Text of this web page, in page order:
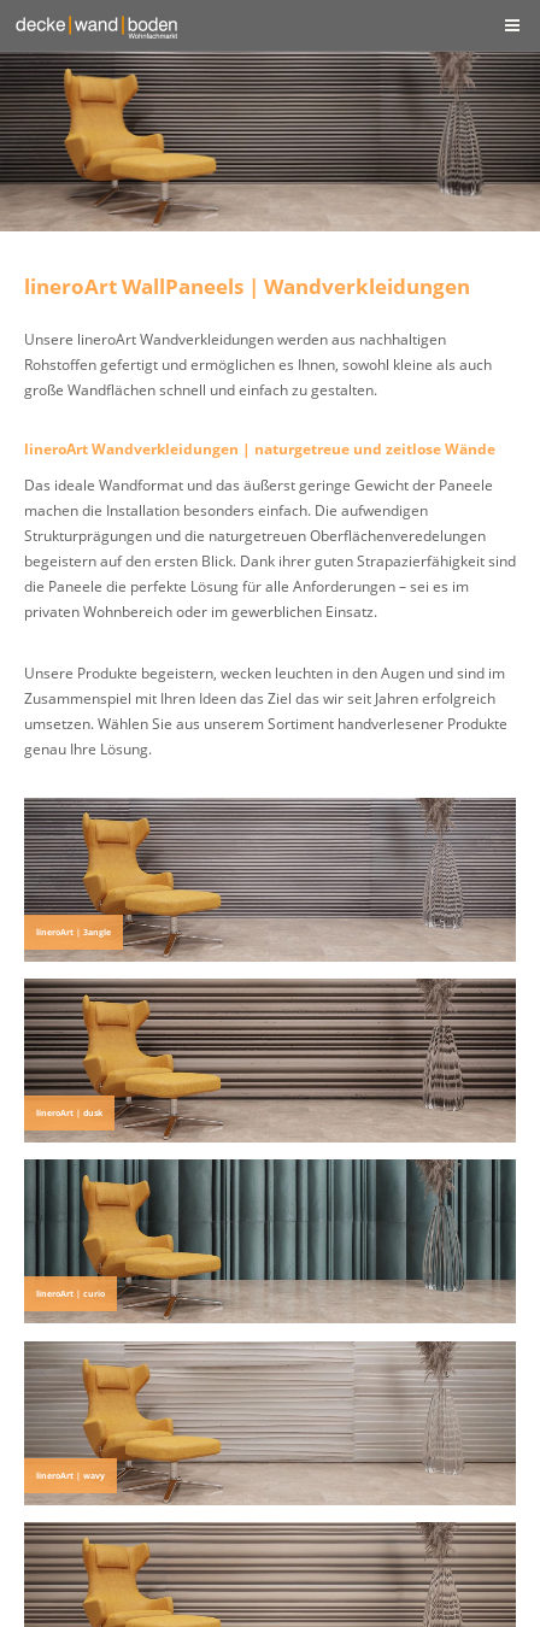
lineroArt WallPaneels | Wandverkleidungen
Unsere lineroArt Wandverkleidungen werden aus nachhaltigen
Rohstoffen gefertigt und ermöglichen es Ihnen, sowohl kleine als auch
große Wandflächen schnell und einfach zu gestalten.
lineroArt Wandverkleidungen | naturgetreue und zeitlose Wände
Das ideale Wandformat und das äußerst geringe Gewicht der Paneele
machen die Installation besonders einfach. Die aufwendigen
Strukturprägungen und die naturgetreuen Oberflächenveredelungen
begeistern auf den ersten Blick. Dank ihrer guten Strapazierfähigkeit sind
die Paneele die perfekte Lösung für alle Anforderungen – sei es im
privaten Wohnbereich oder im gewerblichen Einsatz.
Unsere Produkte begeistern, wecken leuchten in den Augen und sind im
Zusammenspiel mit Ihren Ideen das Ziel das wir seit Jahren erfolgreich
umsetzen. Wählen Sie aus unserem Sortiment handverlesener Produkte
genau Ihre Lösung.
lineroArt | 3angle
lineroArt | dusk
lineroArt | curio
lineroArt | wavy